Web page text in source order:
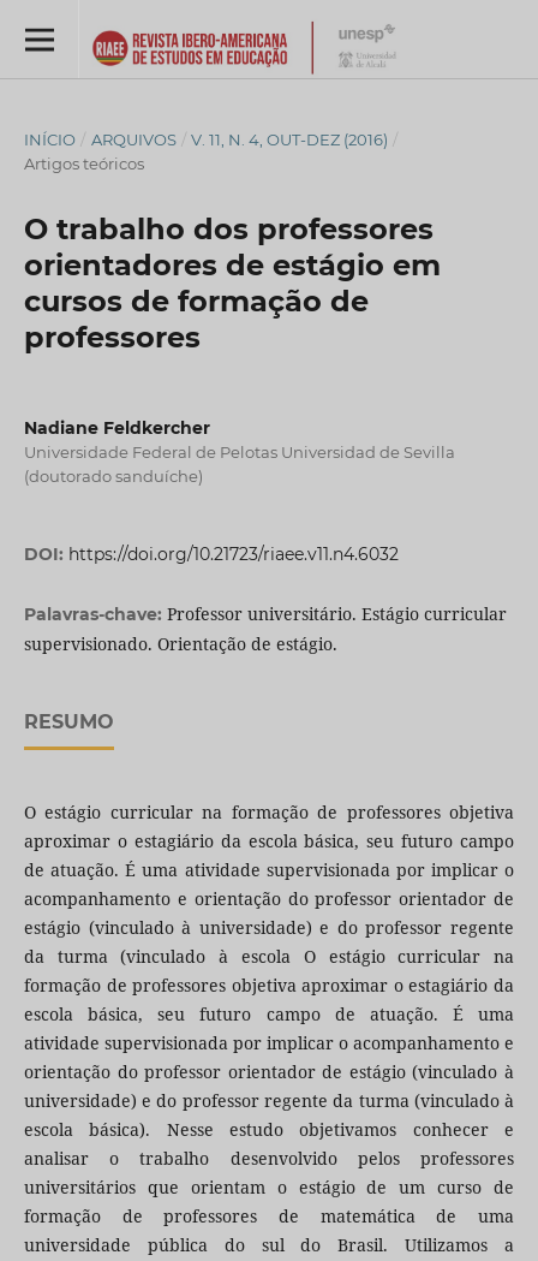
INÍCIO / ARQUIVOS / V. 11, N. 4, OUT-DEZ (2016) /
Artigos teóricos
O trabalho dos professores
orientadores de estágio em
cursos de formação de
professores
Nadiane Feldkercher
Universidade Federal de Pelotas Universidad de Sevilla
(doutorado sanduíche)
DOI: https://doi.org/10.21723/riaee.v11.n4.6032
Palavras-chave: Professor universitário. Estágio curricular
supervisionado. Orientação de estágio.
RESUMO
O estágio curricular na formação de professores objetiva
aproximar o estagiário da escola básica, seu futuro campo
de atuação. É uma atividade supervisionada por implicar o
acompanhamento e orientação do professor orientador de
estágio (vinculado à universidade) e do professor regente
da turma (vinculado à escola O estágio curricular na
formação de professores objetiva aproximar o estagiário da
escola básica, seu futuro campo de atuação. É uma
atividade supervisionada por implicar o acompanhamento e
orientação do professor orientador de estágio (vinculado à
universidade) e do professor regente da turma (vinculado à
escola básica). Nesse estudo objetivamos conhecer e
analisar o trabalho desenvolvido pelos professores
universitários que orientam o estágio de um curso de
formação de professores de matemática de uma
universidade pública do sul do Brasil. Utilizamos a